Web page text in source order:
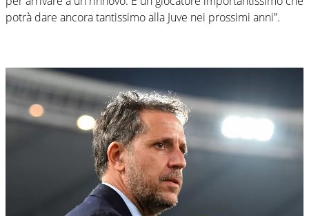
potrà dare ancora tantissimo alla Juve nei prossimi anni”.